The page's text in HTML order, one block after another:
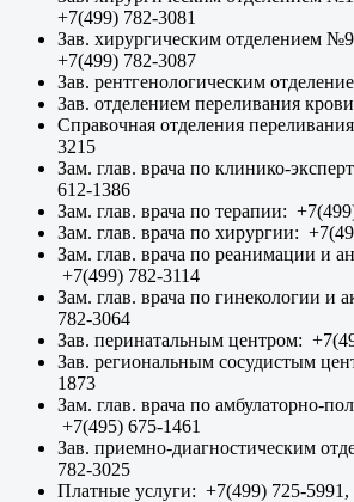
+7(499) 782-3081
Зав. хирургическим отделением
+7(499) 782-3087
Зав. рентгенологическим
Зав. отделением переливания
Справочная отделения
3215
Зам. глав. врача по клинико-
612-1386
Зам. глав. врача по терапии:
Зам. глав. врача по хирургии:
Зам. глав. врача по реанимации и
+7(499) 782-3114
Зам. глав. врача по гинекологии и
782-3064
Зав. перинатальным центром:
Зав. региональным сосудистым
1873
Зам. глав. врача по амбулаторно-
+7(495) 675-1461
Зав. приемно-диагностическим
782-3025
Платные услуги: +7(499) 725-5991,